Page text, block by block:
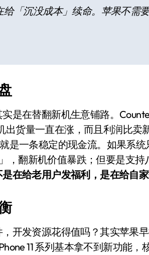
我先不学了——永辉的“休克疗法”宣告暂
？90%的人第一步就做错了
Anbernic第三次复刻GBA SP，情怀拉满
于要登 PC，光盘党也能“以盘换数”了？
香不香？一篇帮你避坑+种草
苏泊尔开始靠“擦边”续命了？
给「沉没成本」续命。苹果不需
是在替翻新机生意铺路。
出货量一直在涨，而且利润比
一条稳定的现金流。如果系统
，翻新机价值暴跌；但要是支持
在给老用户发福利，是在给自
开发资源花得值吗？其实苹果
11 系列基本拿不到新功能